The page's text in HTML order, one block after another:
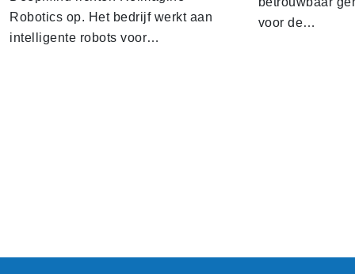
Robotics op. Het bedrijf werkt aan
intelligente robots voor…
voor de…